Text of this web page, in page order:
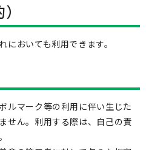
おいても利用できます。
ルマーク等の利用に伴い生じた
せん。利用する際は、自己の責